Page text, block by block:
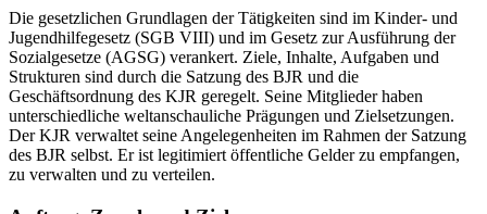
Die gesetzlichen Grundlagen der Tätigkeiten sind im Kinder- und
Jugendhilfegesetz (SGB VIII) und im Gesetz zur Ausführung der
Sozialgesetze (AGSG) verankert. Ziele, Inhalte, Aufgaben und
Strukturen sind durch die Satzung des BJR und die
Geschäftsordnung des KJR geregelt. Seine Mitglieder haben
unterschiedliche weltanschauliche Prägungen und Zielsetzungen.
Der KJR verwaltet seine Angelegenheiten im Rahmen der Satzung
des BJR selbst. Er ist legitimiert öffentliche Gelder zu empfangen,
zu verwalten und zu verteilen.